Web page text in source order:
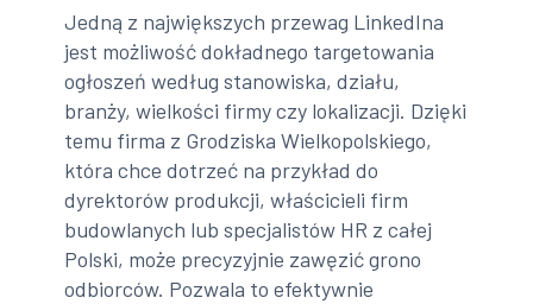
Jedną z największych przewag LinkedIna
jest możliwość dokładnego targetowania
ogłoszeń według stanowiska, działu,
branży, wielkości firmy czy lokalizacji. Dzięki
temu firma z Grodziska Wielkopolskiego,
która chce dotrzeć na przykład do
dyrektorów produkcji, właścicieli firm
budowlanych lub specjalistów HR z całej
Polski, może precyzyjnie zawęzić grono
odbiorców. Pozwala to efektywnie